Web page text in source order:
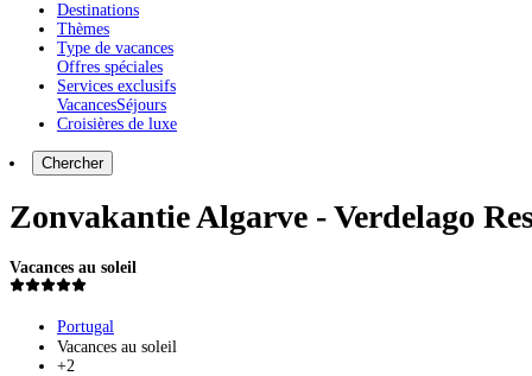
Destinations
Thèmes
Type de vacances
Offres spéciales
Services exclusifs
VacancesSéjours
Croisières de luxe
Chercher
Zonvakantie Algarve - Verdelago
Vacances au soleil
Portugal
Vacances au soleil
+2